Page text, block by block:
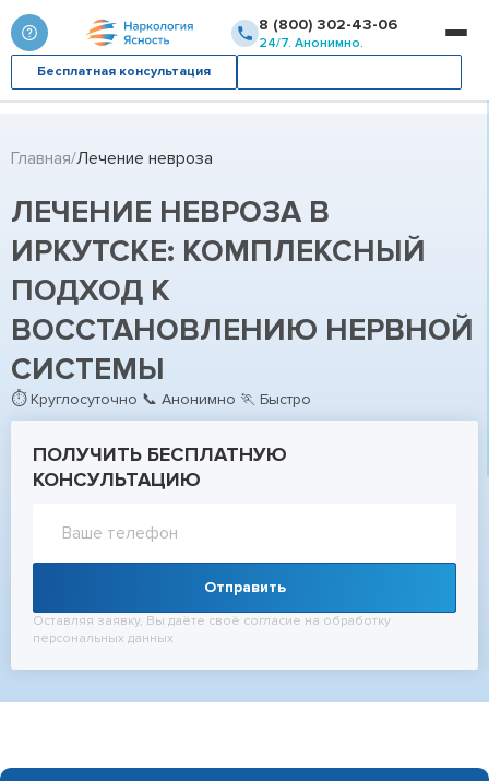
8 (800) 302-43-06
24/7. Анонимно.
Бесплатная консультация
Главная Лечение невроза
ЛЕЧЕНИЕ НЕВРОЗА В
ИРКУТСКЕ: КОМПЛЕКСНЫЙ
ПОДХОД К
ВОССТАНОВЛЕНИЮ НЕРВНОЙ
СИСТЕМЫ
⏱ Круглосуточно 📞 Анонимно 🏃 Быстро
ПОЛУЧИТЬ БЕСПЛАТНУЮ
КОНСУЛЬТАЦИЮ
Отправить
Оставляя заявку, Вы даёте своё согласие на обработку
персональных данных